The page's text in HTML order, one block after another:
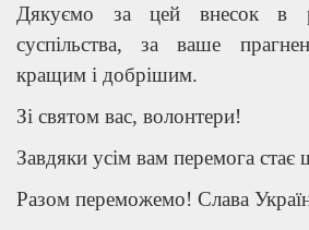
Дякуємо за цей внесок в
суспільства, за ваше
кращим і добрішим.
Зі святом вас, волонтери!
Завдяки усім вам перемога
Разом переможемо! Слава